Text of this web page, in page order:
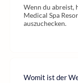
Wenn du abreist,
Medical Spa
auszuchecken.
Womit ist der